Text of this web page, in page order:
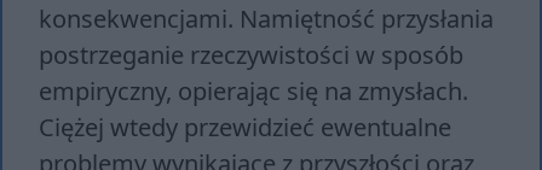
konsekwencjami. Namiętność przysłania
postrzeganie rzeczywistości w sposób
empiryczny, opierając się na zmysłach.
Ciężej wtedy przewidzieć ewentualne
problemy wynikające z przyszłości oraz